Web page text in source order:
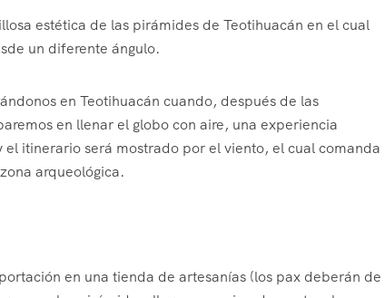
estética de las pirámides de Teotihuacán en el cual
un diferente ángulo.
en Teotihuacán cuando, después de las
en llenar el globo con aire, una experiencia
itinerario será mostrado por el viento, el cual comanda
arqueológica.
en una tienda de artesanías (los pax deberán de